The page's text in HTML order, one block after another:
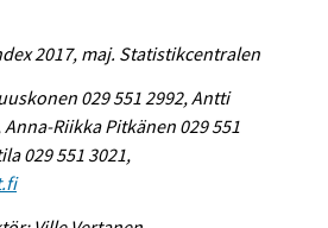
2017, maj. Statistikcentralen
029 551 2992, Antti
Anna-Riikka Pitkänen 029 551
029 551 3021,